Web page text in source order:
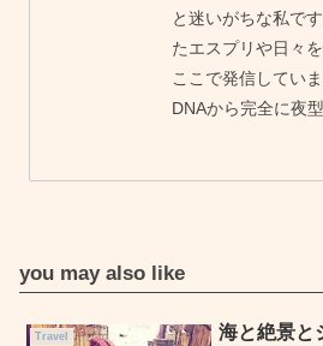
と迷いがちな私で
たエスプリや日々
ここで発信していま
DNAから完全に夜型
you may also like
Travel
海と絶景と